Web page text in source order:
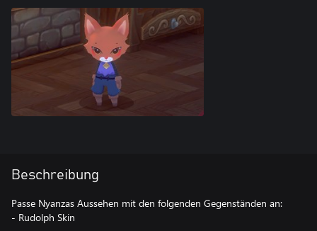
Beschreibung
Passe Nyanzas Aussehen mit den folgenden Gegenständen an:
- Rudolph Skin